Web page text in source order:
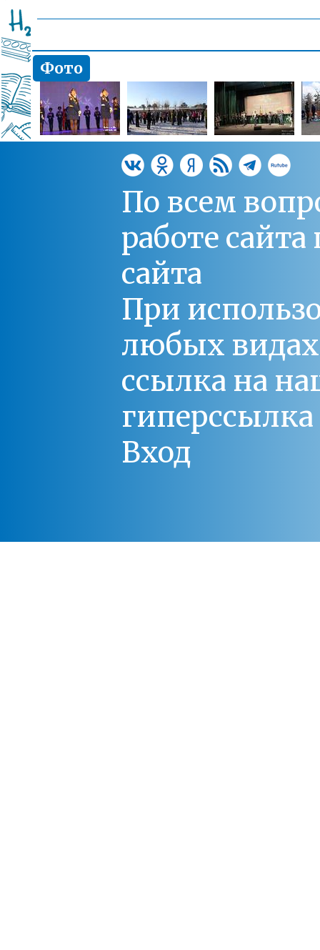
Фото
По всем
работе
сайта
При
любых
ссылка на
Вход